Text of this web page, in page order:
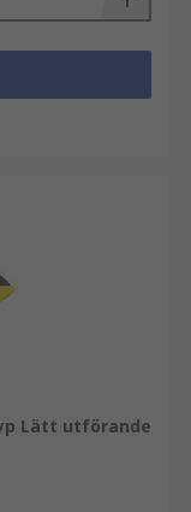
Lätt utförande